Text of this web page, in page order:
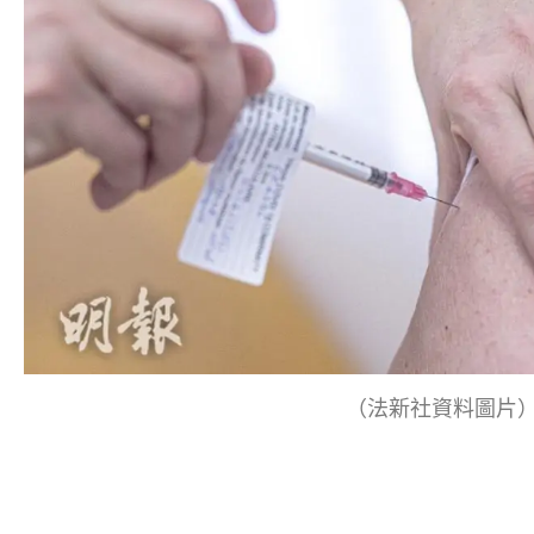
（法新社資料圖片